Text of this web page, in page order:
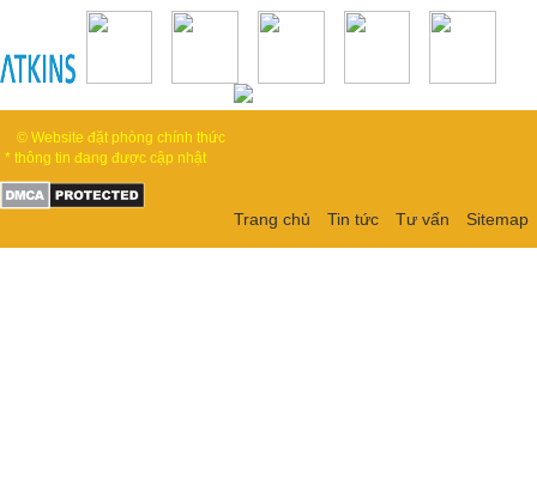
© Website đặt phòng chính thức
* thông tin đang được cập nhật
Trang chủ Tin tức Tư vấn Sitemap